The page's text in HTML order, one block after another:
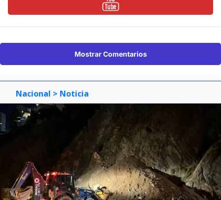
Mostrar Comentarios
Nacional > Noticia